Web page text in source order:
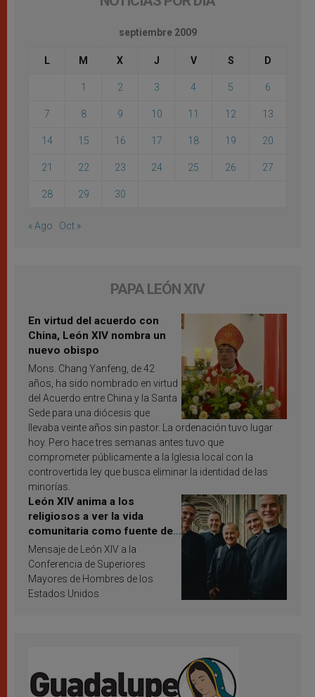
septiembre 2009
L M X J V S D
1 2 3 4 5 6
7 8 9 10 11 12 13
14 15 16 17 18 19 20
21 22 23 24 25 26 27
28 29 30
« Ago Oct »
PAPA LEÓN XIV
En virtud del acuerdo con
China, León XIV nombra un
nuevo obispo
Mons. Chang Yanfeng, de 42
años, ha sido nombrado en virtud
del Acuerdo entre China y la Santa
Sede para una diócesis que
llevaba veinte años sin pastor. La ordenación tuvo lugar
hoy. Pero hace tres semanas antes tuvo que
comprometer públicamente a la Iglesia local con la
controvertida ley que busca eliminar la identidad de las
minorías.
León XIV anima a los
religiosos a ver la vida
comunitaria como fuente de
inspiración y santificación
Mensaje de León XIV a la
Conferencia de Superiores
Mayores de Hombres de los
Estados Unidos